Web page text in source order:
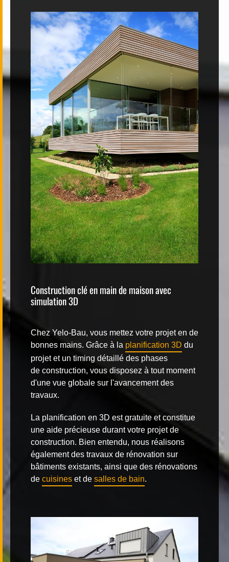
Construction clé en main de maison avec
simulation 3D
Chez Yelo-Bau, vous mettez votre projet en de
bonnes mains. Grâce à la planification 3D du
projet et un timing détaillé des phases
de construction, vous disposez à tout moment
d'une vue globale sur l'avancement des
travaux.
La planification en 3D est gratuite et constitue
une aide précieuse durant votre projet de
construction. Bien entendu, nous réalisons
également des travaux de rénovation sur
bâtiments existants, ainsi que des rénovations
de cuisines et de salles de bain.